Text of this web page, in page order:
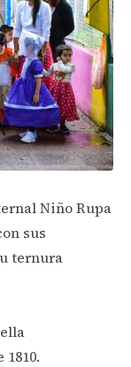
Niño Rupa
sus
ternura